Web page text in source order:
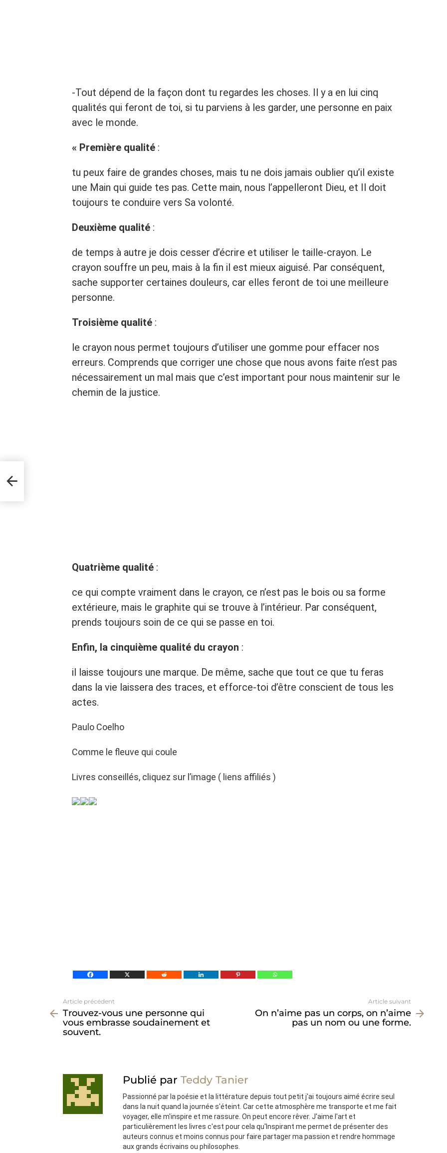
-Tout dépend de la façon dont tu regardes les choses. Il y a en lui cinq
qualités qui feront de toi, si tu parviens à les garder, une personne en paix
avec le monde.
« Première qualité :
tu peux faire de grandes choses, mais tu ne dois jamais oublier qu’il existe
une Main qui guide tes pas. Cette main, nous l’appelleront Dieu, et Il doit
toujours te conduire vers Sa volonté.
Deuxième qualité :
de temps à autre je dois cesser d’écrire et utiliser le taille-crayon. Le
crayon souffre un peu, mais à la fin il est mieux aiguisé. Par conséquent,
sache supporter certaines douleurs, car elles feront de toi une meilleure
personne.
Troisième qualité :
le crayon nous permet toujours d’utiliser une gomme pour effacer nos
erreurs. Comprends que corriger une chose que nous avons faite n’est pas
nécessairement un mal mais que c’est important pour nous maintenir sur le
chemin de la justice.
Quatrième qualité :
ce qui compte vraiment dans le crayon, ce n’est pas le bois ou sa forme
extérieure, mais le graphite qui se trouve à l’intérieur. Par conséquent,
prends toujours soin de ce qui se passe en toi.
Enfin, la cinquième qualité du crayon :
il laisse toujours une marque. De même, sache que tout ce que tu feras
dans la vie laissera des traces, et efforce-toi d’être conscient de tous les
actes.
Paulo Coelho
Comme le fleuve qui coule
Livres conseillés, cliquez sur l’image ( liens affiliés )
plus
Article précédent
Trouvez-vous une personne qui
vous embrasse soudainement et
souvent.
Article suivant
On n’aime pas un corps, on n’aime
pas un nom ou une forme.
Publié par Teddy Tanier
Passionné par la poésie et la littérature depuis tout petit j'ai toujours aimé écrire seul
dans la nuit quand la journée s'éteint. Car cette atmosphère me transporte et me fait
voyager, elle m'inspire et me rassure. On peut encore rêver. J'aime l'art et
particulièrement les livres c'est pour cela qu'Inspirant me permet de présenter des
auteurs connus et moins connus pour faire partager ma passion et rendre hommage
aux grands écrivains ou philosophes.